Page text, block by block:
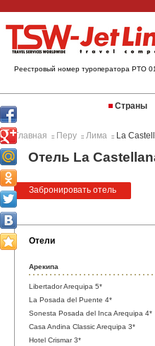
Реестровый номер туроператора РТО
Страны
Главная :: Перу :: Лима :: La
Отель La
Забронировать отель
Отели
Арекипа
Libertador Arequipa 5*
La Posada del Puente 4*
Sonesta Posada del Inca Arequipa 4*
Casa Andina Classic Arequipa 3*
Hotel Crismar 3*